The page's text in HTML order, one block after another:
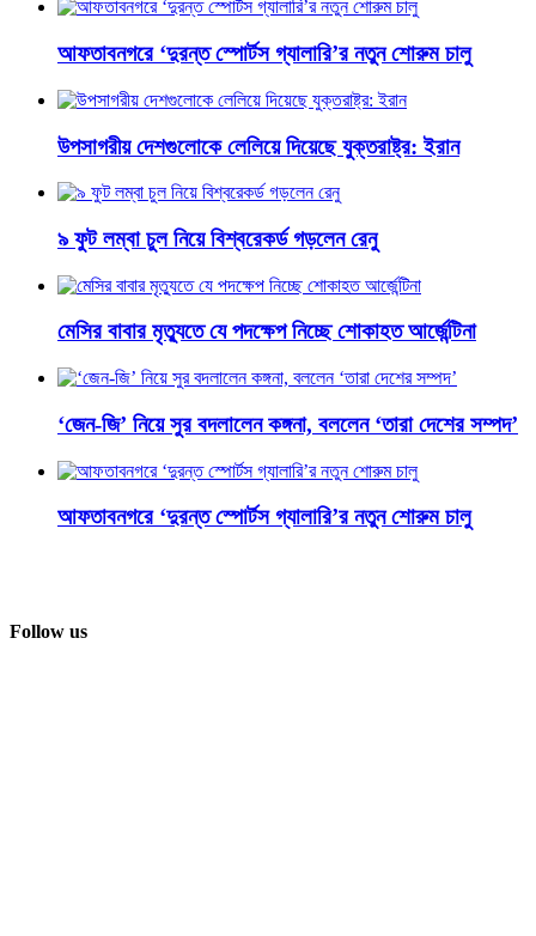
আফতাবনগরে ‘দুরন্ত স্পোর্টস গ্যালারি’র নতুন শোরুম চালু
উপসাগরীয় দেশগুলোকে লেলিয়ে দিয়েছে যুক্তরাষ্ট্র: ইরান
৯ ফুট লম্বা চুল নিয়ে বিশ্বরেকর্ড গড়লেন রেনু
মেসির বাবার মৃত্যুতে যে পদক্ষেপ নিচ্ছে শোকাহত আর্জেন্টিনা
‘জেন-জি’ নিয়ে সুর বদলালেন কঙ্গনা, বললেন ‘তারা দেশের সম্পদ’
আফতাবনগরে ‘দুরন্ত স্পোর্টস গ্যালারি’র নতুন শোরুম চালু
Follow us